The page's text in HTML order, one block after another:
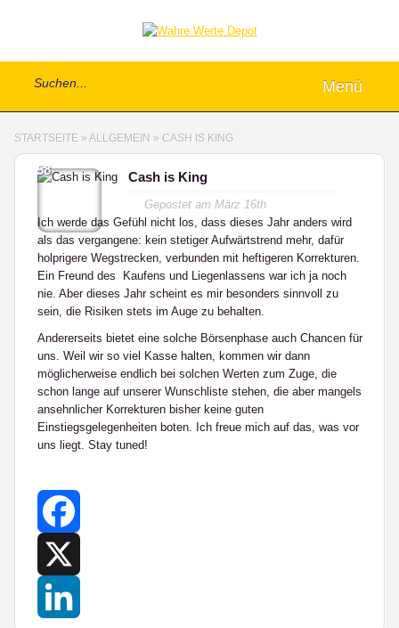
Menü
STARTSEITE » ALLGEMEIN » CASH IS KING
58 Cash is King
Gepostet am März 16th
Ich werde das Gefühl nicht los, dass dieses Jahr anders wird
als das vergangene: kein stetiger Aufwärtstrend mehr, dafür
holprigere Wegstrecken, verbunden mit heftigeren Korrekturen.
Ein Freund des Kaufens und Liegenlassens war ich ja noch
nie. Aber dieses Jahr scheint es mir besonders sinnvoll zu
sein, die Risiken stets im Auge zu behalten.
Andererseits bietet eine solche Börsenphase auch Chancen für
uns. Weil wir so viel Kasse halten, kommen wir dann
möglicherweise endlich bei solchen Werten zum Zuge, die
schon lange auf unserer Wunschliste stehen, die aber mangels
ansehnlicher Korrekturen bisher keine guten
Einstiegsgelegenheiten boten. Ich freue mich auf das, was vor
uns liegt. Stay tuned!
Facebook